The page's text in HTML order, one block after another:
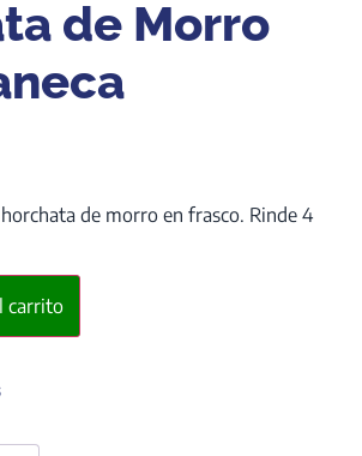
de Morro
de morro en frasco. Rinde 4
carrito